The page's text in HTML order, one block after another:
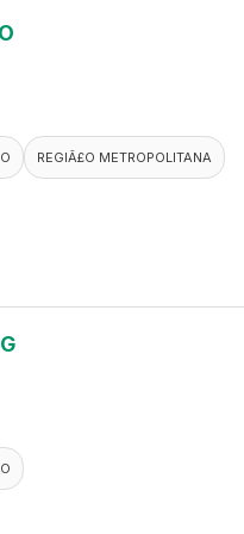
REGIÃ£O METROPOLITANA